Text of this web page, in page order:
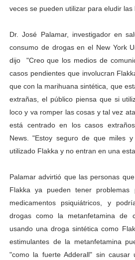
veces se pueden utilizar para eludir las
Dr. José Palamar, investigador en
consumo de drogas en el New York
dijo "Creo que los medios de
casos pendientes que involucran
que con la marihuana sintética, que
extrañas, el público piensa que si
loco y va romper las cosas y tal vez
está centrado en los casos
News. "Estoy seguro de que miles
utilizado Flakka y no entran en una
Palamar advirtió que las personas
Flakka ya pueden tener problemas
medicamentos psiquiátricos, y
drogas como la metanfetamina de
usando una droga sintética como
estimulantes de la metanfetamina
"como la fuerte Adderall" sin